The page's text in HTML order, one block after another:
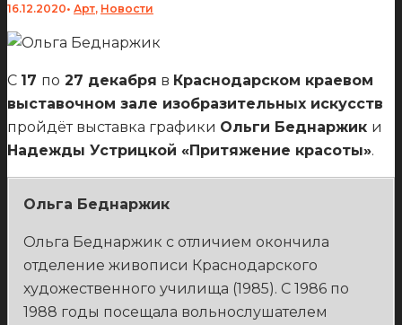
16.12.2020• Арт, Новости
С 17 по 27 декабря в Краснодарском краевом
выставочном зале изобразительных искусств
пройдёт выставка графики Ольги Беднаржик и
Надежды Устрицкой «Притяжение красоты».
Ольга Беднаржик
Ольга Беднаржик с отличием окончила
отделение живописи Краснодарского
художественного училища (1985). С 1986 по
1988 годы посещала вольнослушателем